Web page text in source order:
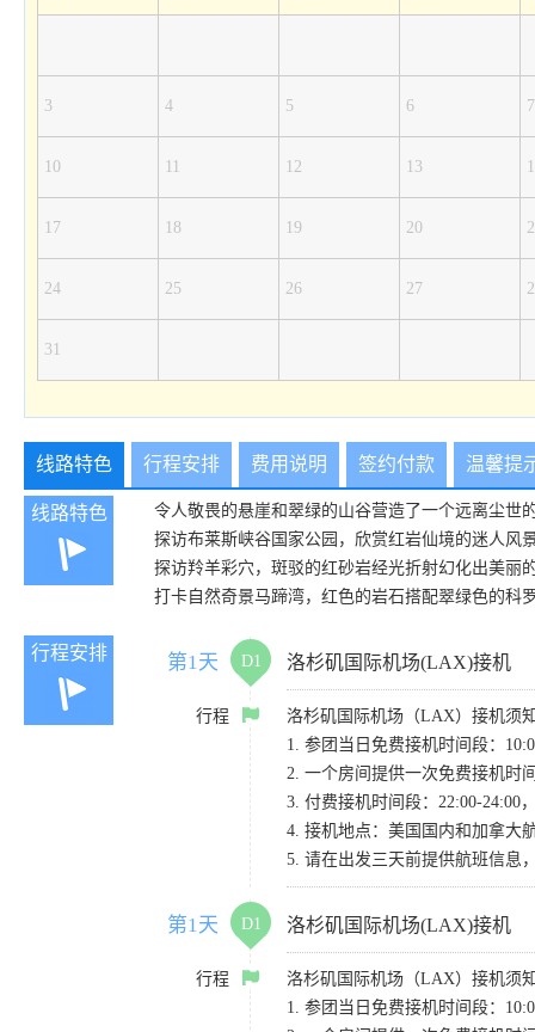
3 4 5 6 7
10 11 12 13
17 18 19 20
24 25 26 27
31
线路特色 行程安排 费用说明 签约付款 温馨提
线路特色
令人敬畏的悬崖和翠绿的山谷营造了一个远离尘世
探访布莱斯峡谷国家公园，欣赏红岩仙境的迷人风
探访羚羊彩穴，斑驳的红砂岩经光折射幻化出美丽
打卡自然奇景马蹄湾，红色的岩石搭配翠绿色的科
行程安排 第1天 D1 洛杉矶国际机场(LAX)接机
行程
洛杉矶国际机场（LAX）接机须
1. 参团当日免费接机时间段：
2. 一个房间提供一次免费接机时
3. 付费接机时间段：22:00-24:00
4. 接机地点：美国国内和加拿大
5. 请在出发三天前提供航班信息
第1天 D1 洛杉矶国际机场(LAX)接机
行程
洛杉矶国际机场（LAX）接机须
1. 参团当日免费接机时间段：